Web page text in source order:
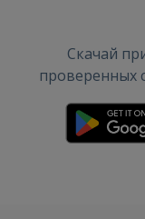
Скачай
проверенных